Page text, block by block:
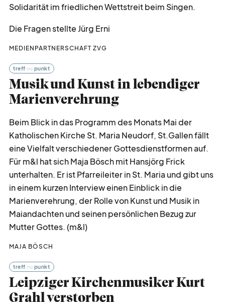
Solidarität im friedlichen Wettstreit beim Singen.
Die Fragen stellte Jürg Erni
MEDIENPARTNERSCHAFT ZVG
treff punkt
Musik und Kunst in lebendiger
Marienverehrung
Beim Blick in das Programm des Monats Mai der
Katholischen Kirche St. Maria Neudorf, St.Gallen fällt
eine Vielfalt verschiedener Gottesdienstformen auf.
Für m&l hat sich Maja Bösch mit Hansjörg Frick
unterhalten. Er ist Pfarreileiter in St. Maria und gibt uns
in einem kurzen Interview einen Einblick in die
Marienverehrung, der Rolle von Kunst und Musik in
Maiandachten und seinen persönlichen Bezug zur
Mutter Gottes. (m&l)
MAJA BÖSCH
treff punkt
Leipziger Kirchenmusiker Kurt
Grahl verstorben